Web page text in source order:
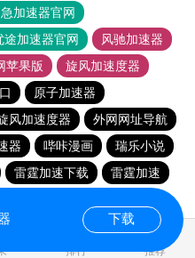
加速器官网
途加速器官网
风驰加速器
苹果版
旋风加速度器
原子加速器
风加速度器
外网网址导航
器 哔咔漫画
瑞乐小说
雷霆加速下载
雷霆加速
排行 推荐
下载